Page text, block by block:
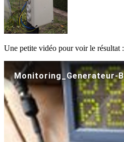
Une petite vidéo pour voir le résultat :